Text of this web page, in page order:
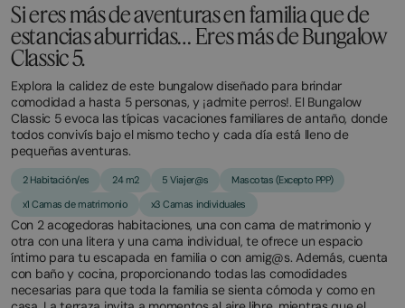
Si eres más de aventuras en familia que de
estancias aburridas… Eres más de Bungalow
Classic 5.
Explora la calidez de este bungalow diseñado para brindar
comodidad a hasta 5 personas, y ¡admite perros!. El Bungalow
Classic 5 evoca las típicas vacaciones familiares de antaño, donde
todos convivís bajo el mismo techo y cada día está lleno de
pequeñas aventuras.
2 Habitación/es 24 m2 5 Viajer@s
Mascotas (Excepto PPP)
x1 Camas de matrimonio
x3 Camas individuales
Con 2 acogedoras habitaciones, una con cama de matrimonio y
otra con una litera y una cama individual, te ofrece un espacio
íntimo para tu escapada en familia o con amig@s. Además, cuenta
con baño y cocina, proporcionando todas las comodidades
necesarias para que toda la familia se sienta cómoda y como en